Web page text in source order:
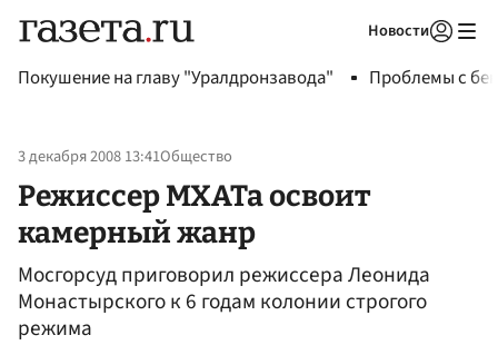
Новости
Покушение на главу "Уралдронзавода" Проблемы с
3 декабря 2008 13:41Общество
Режиссер МХАТа освоит
камерный жанр
Мосгорсуд приговорил режиссера Леонида
Монастырского к 6 годам колонии строгого
режима